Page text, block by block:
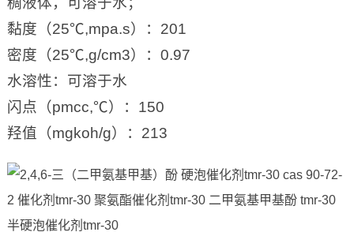
黏度（25℃,mpa.s）：201
密度（25℃,g/cm3）：0.97
水溶性：可溶于水
闪点（pmcc,℃）：150
羟值（mgkoh/g）：213